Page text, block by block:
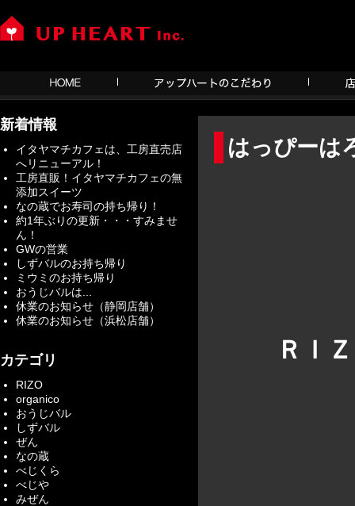
はっぴーは
ＲＩ
新着情報
イタヤマチカフェは、工房直売店
へリニューアル！
工房直販！イタヤマチカフェの無
添加スイーツ
なの蔵でお寿司の持ち帰り！
約1年ぶりの更新・・・すみませ
ん！
GWの営業
しずバルのお持ち帰り
ミウミのお持ち帰り
おうじバルは...
休業のお知らせ（静岡店舗）
休業のお知らせ（浜松店舗）
カテゴリ
RIZO
organico
おうじバル
しずバル
ぜん
なの蔵
べじくら
べじや
みぜん